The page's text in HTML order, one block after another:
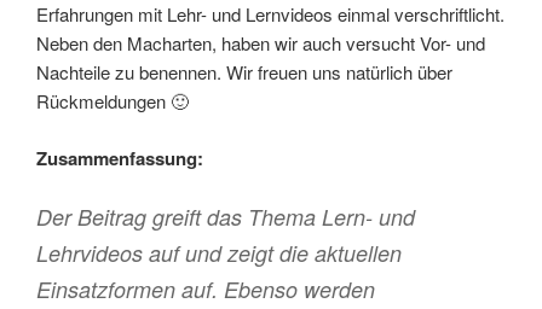
Erfahrungen mit Lehr- und Lernvideos einmal verschriftlicht.
Neben den Macharten, haben wir auch versucht Vor- und
Nachteile zu benennen. Wir freuen uns natürlich über
Rückmeldungen 🙂
Zusammenfassung:
Der Beitrag greift das Thema Lern- und
Lehrvideos auf und zeigt die aktuellen
Einsatzformen auf. Ebenso werden